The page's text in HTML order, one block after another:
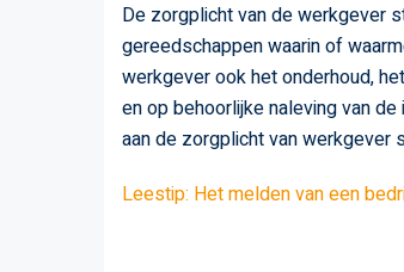
De zorgplicht van de werkgever
gereedschappen waarin of
werkgever ook het onderhoud,
en op behoorlijke naleving van
aan de zorgplicht van werkgever
Leestip: Het melden van een